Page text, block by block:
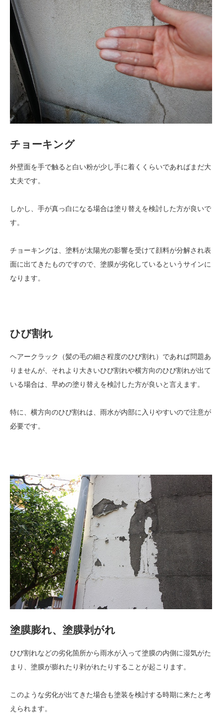
チョーキング
外壁面を手で触ると白い粉が少し手に着くくらいであればまだ大
丈夫です。
しかし、手が真っ白になる場合は塗り替えを検討した方が良いで
す。
チョーキングは、塗料が太陽光の影響を受けて顔料が分解され表
面に出てきたものですので、塗膜が劣化しているというサインに
なります。
ひび割れ
ヘアークラック（髪の毛の細さ程度のひび割れ）であれば問題あ
りませんが、それより大きいひび割れや横方向のひび割れが出て
いる場合は、早めの塗り替えを検討した方が良いと言えます。
特に、横方向のひび割れは、雨水が内部に入りやすいので注意が
必要です。
塗膜膨れ、塗膜剥がれ
ひび割れなどの劣化箇所から雨水が入って塗膜の内側に湿気がた
まり、塗膜が膨れたり剥がれたりすることが起こります。
このような劣化が出てきた場合も塗装を検討する時期に来たと考
えられます。